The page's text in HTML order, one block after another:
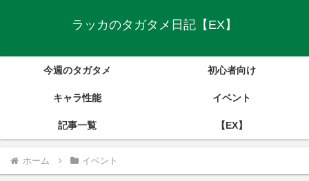
ラッカのタガタメ日記【EX】
今週のタガタメ 初心者向け
キャラ性能 イベント
記事一覧 【EX】
ホーム イベント